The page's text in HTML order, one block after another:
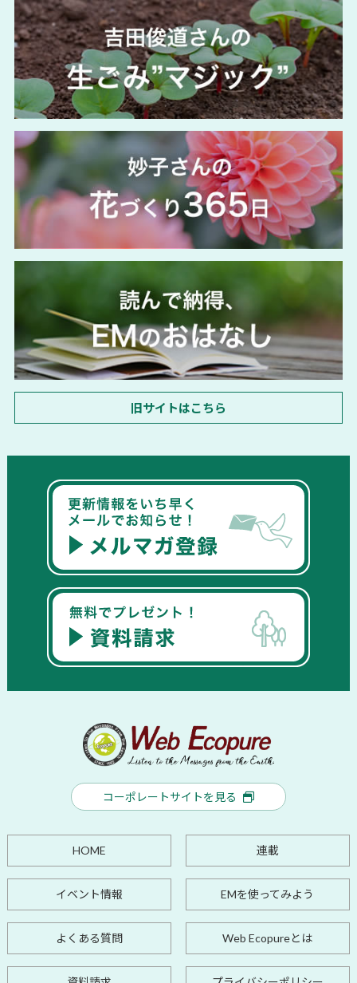
旧サイトはこちら
コーポレートサイトを見る
HOME 連載
イベント情報 EMを使ってみよう
よくある質問 Web Ecopureとは